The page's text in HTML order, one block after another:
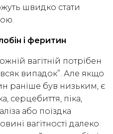
швидко стати
і феритин
вагітній потрібен
випадок”. Але якщо
раніше був низьким, є
серцебиття, піка,
або поїздка
вагітності далеко